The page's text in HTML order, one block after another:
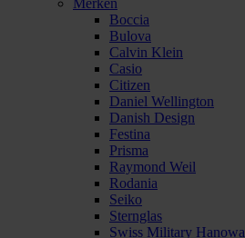
Merken
Boccia
Bulova
Calvin Klein
Casio
Citizen
Daniel Wellington
Danish Design
Festina
Prisma
Raymond Weil
Rodania
Seiko
Sternglas
Swiss Military Hanowa